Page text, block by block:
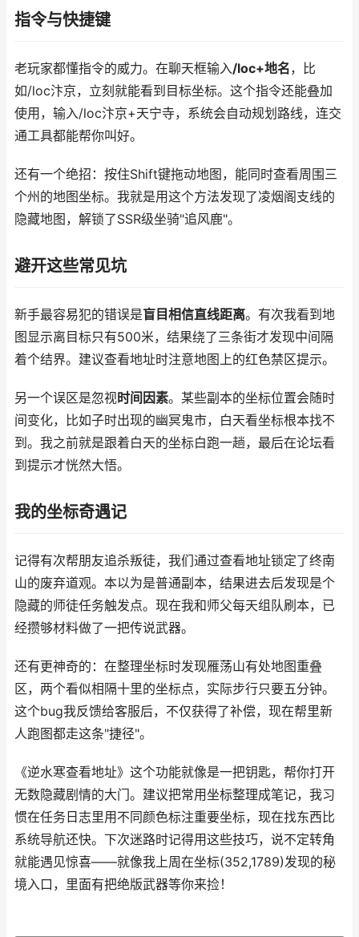
指令与快捷键
老玩家都懂指令的威力。在聊天框输入/loc+地名，比
如/loc汴京，立刻就能看到目标坐标。这个指令还能叠加
使用，输入/loc汴京+天宁寺，系统会自动规划路线，连交
通工具都能帮你叫好。
还有一个绝招：按住Shift键拖动地图，能同时查看周围三
个州的地图坐标。我就是用这个方法发现了凌烟阁支线的
隐藏地图，解锁了SSR级坐骑"追风鹿"。
避开这些常见坑
新手最容易犯的错误是盲目相信直线距离。有次我看到地
图显示离目标只有500米，结果绕了三条街才发现中间隔
着个结界。建议查看地址时注意地图上的红色禁区提示。
另一个误区是忽视时间因素。某些副本的坐标位置会随时
间变化，比如子时出现的幽冥鬼市，白天看坐标根本找不
到。我之前就是跟着白天的坐标白跑一趟，最后在论坛看
到提示才恍然大悟。
我的坐标奇遇记
记得有次帮朋友追杀叛徒，我们通过查看地址锁定了终南
山的废弃道观。本以为是普通副本，结果进去后发现是个
隐藏的师徒任务触发点。现在我和师父每天组队刷本，已
经攒够材料做了一把传说武器。
还有更神奇的：在整理坐标时发现雁荡山有处地图重叠
区，两个看似相隔十里的坐标点，实际步行只要五分钟。
这个bug我反馈给客服后，不仅获得了补偿，现在帮里新
人跑图都走这条"捷径"。
《逆水寒查看地址》这个功能就像是一把钥匙，帮你打开
无数隐藏剧情的大门。建议把常用坐标整理成笔记，我习
惯在任务日志里用不同颜色标注重要坐标，现在找东西比
系统导航还快。下次迷路时记得用这些技巧，说不定转角
就能遇见惊喜——就像我上周在坐标(352,1789)发现的秘
境入口，里面有把绝版武器等你来捡！